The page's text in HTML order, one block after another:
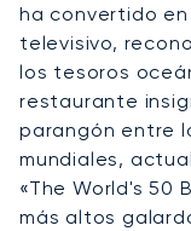
ha convertido
televisivo,
los tesoros
restaurante
parangón entre
mundiales,
«The World's 50
más altos